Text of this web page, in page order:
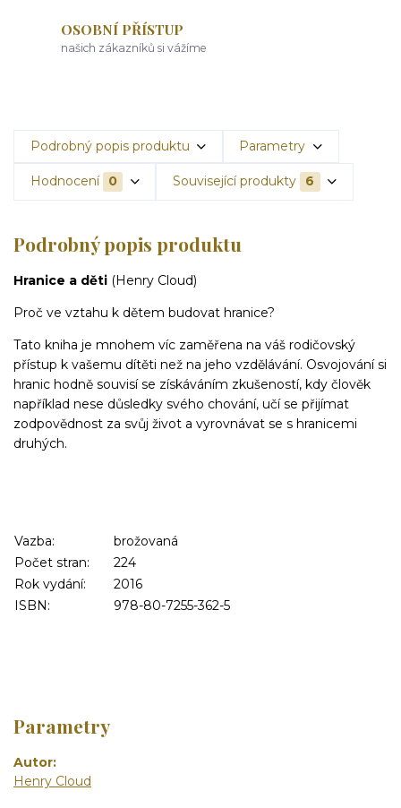
OSOBNÍ PŘÍSTUP
našich zákazníků si vážíme
Podrobný popis produktu Parametry
Hodnocení 0 Související produkty 6
Podrobný popis produktu
Hranice a děti (Henry Cloud)
Proč ve vztahu k dětem budovat hranice?
Tato kniha je mnohem víc zaměřena na váš rodičovský
přístup k vašemu dítěti než na jeho vzdělávání. Osvojování si
hranic hodně souvisí se získáváním zkušeností, kdy člověk
například nese důsledky svého chování, učí se přijímat
zodpovědnost za svůj život a vyrovnávat se s hranicemi
druhých.
Vazba:
brožovaná
Počet stran:
224
Rok vydání:
2016
ISBN:
978-80-7255-362-5
Parametry
Autor
Henry Cloud